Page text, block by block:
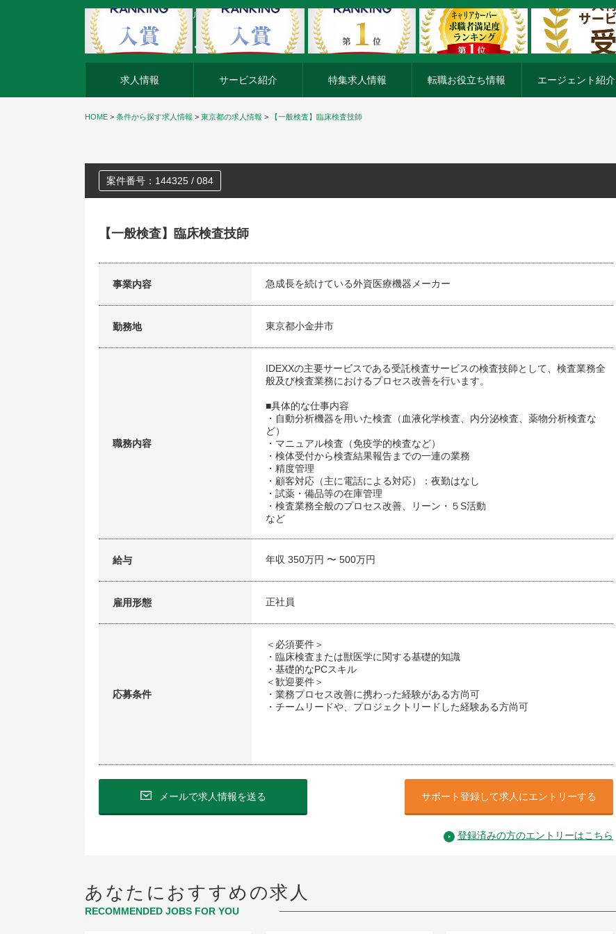
外資系企業の転職・キャリア転職ならアージスジャパン
求人情報 サービス紹介 特集求人情報 転職お役立ち情報 エージェント紹介
HOME > 条件から探す求人情報 > 東京都の求人情報 > 【一般検査】臨床検査技師
案件番号：144325 / 084
【一般検査】臨床検査技師
事業内容 急成長を続けている外資医療機器メーカー
勤務地 東京都小金井市
職務内容
IDEXXの主要サービスである受託検査サービスの検査技師として、検査業務全
般及び検査業務におけるプロセス改善を行います。
■具体的な仕事内容
・自動分析機器を用いた検査（血液化学検査、内分泌検査、薬物分析検査な
ど）
・マニュアル検査（免疫学的検査など）
・検体受付から検査結果報告までの一連の業務
・精度管理
・顧客対応（主に電話による対応）：夜勤はなし
・試薬・備品等の在庫管理
・検査業務全般のプロセス改善、リーン・５S活動
など
給与 年収 350万円 〜 500万円
雇用形態 正社員
応募条件
＜必須要件＞
・臨床検査または獣医学に関する基礎的知識
・基礎的なPCスキル
＜歓迎要件＞
・業務プロセス改善に携わった経験がある方尚可
・チームリードや、プロジェクトリードした経験ある方尚可
メールで求人情報を送る サポート登録して求人にエントリーする
登録済みの方のエントリーはこちら
あなたにおすすめの求人
RECOMMENDED JOBS FOR YOU